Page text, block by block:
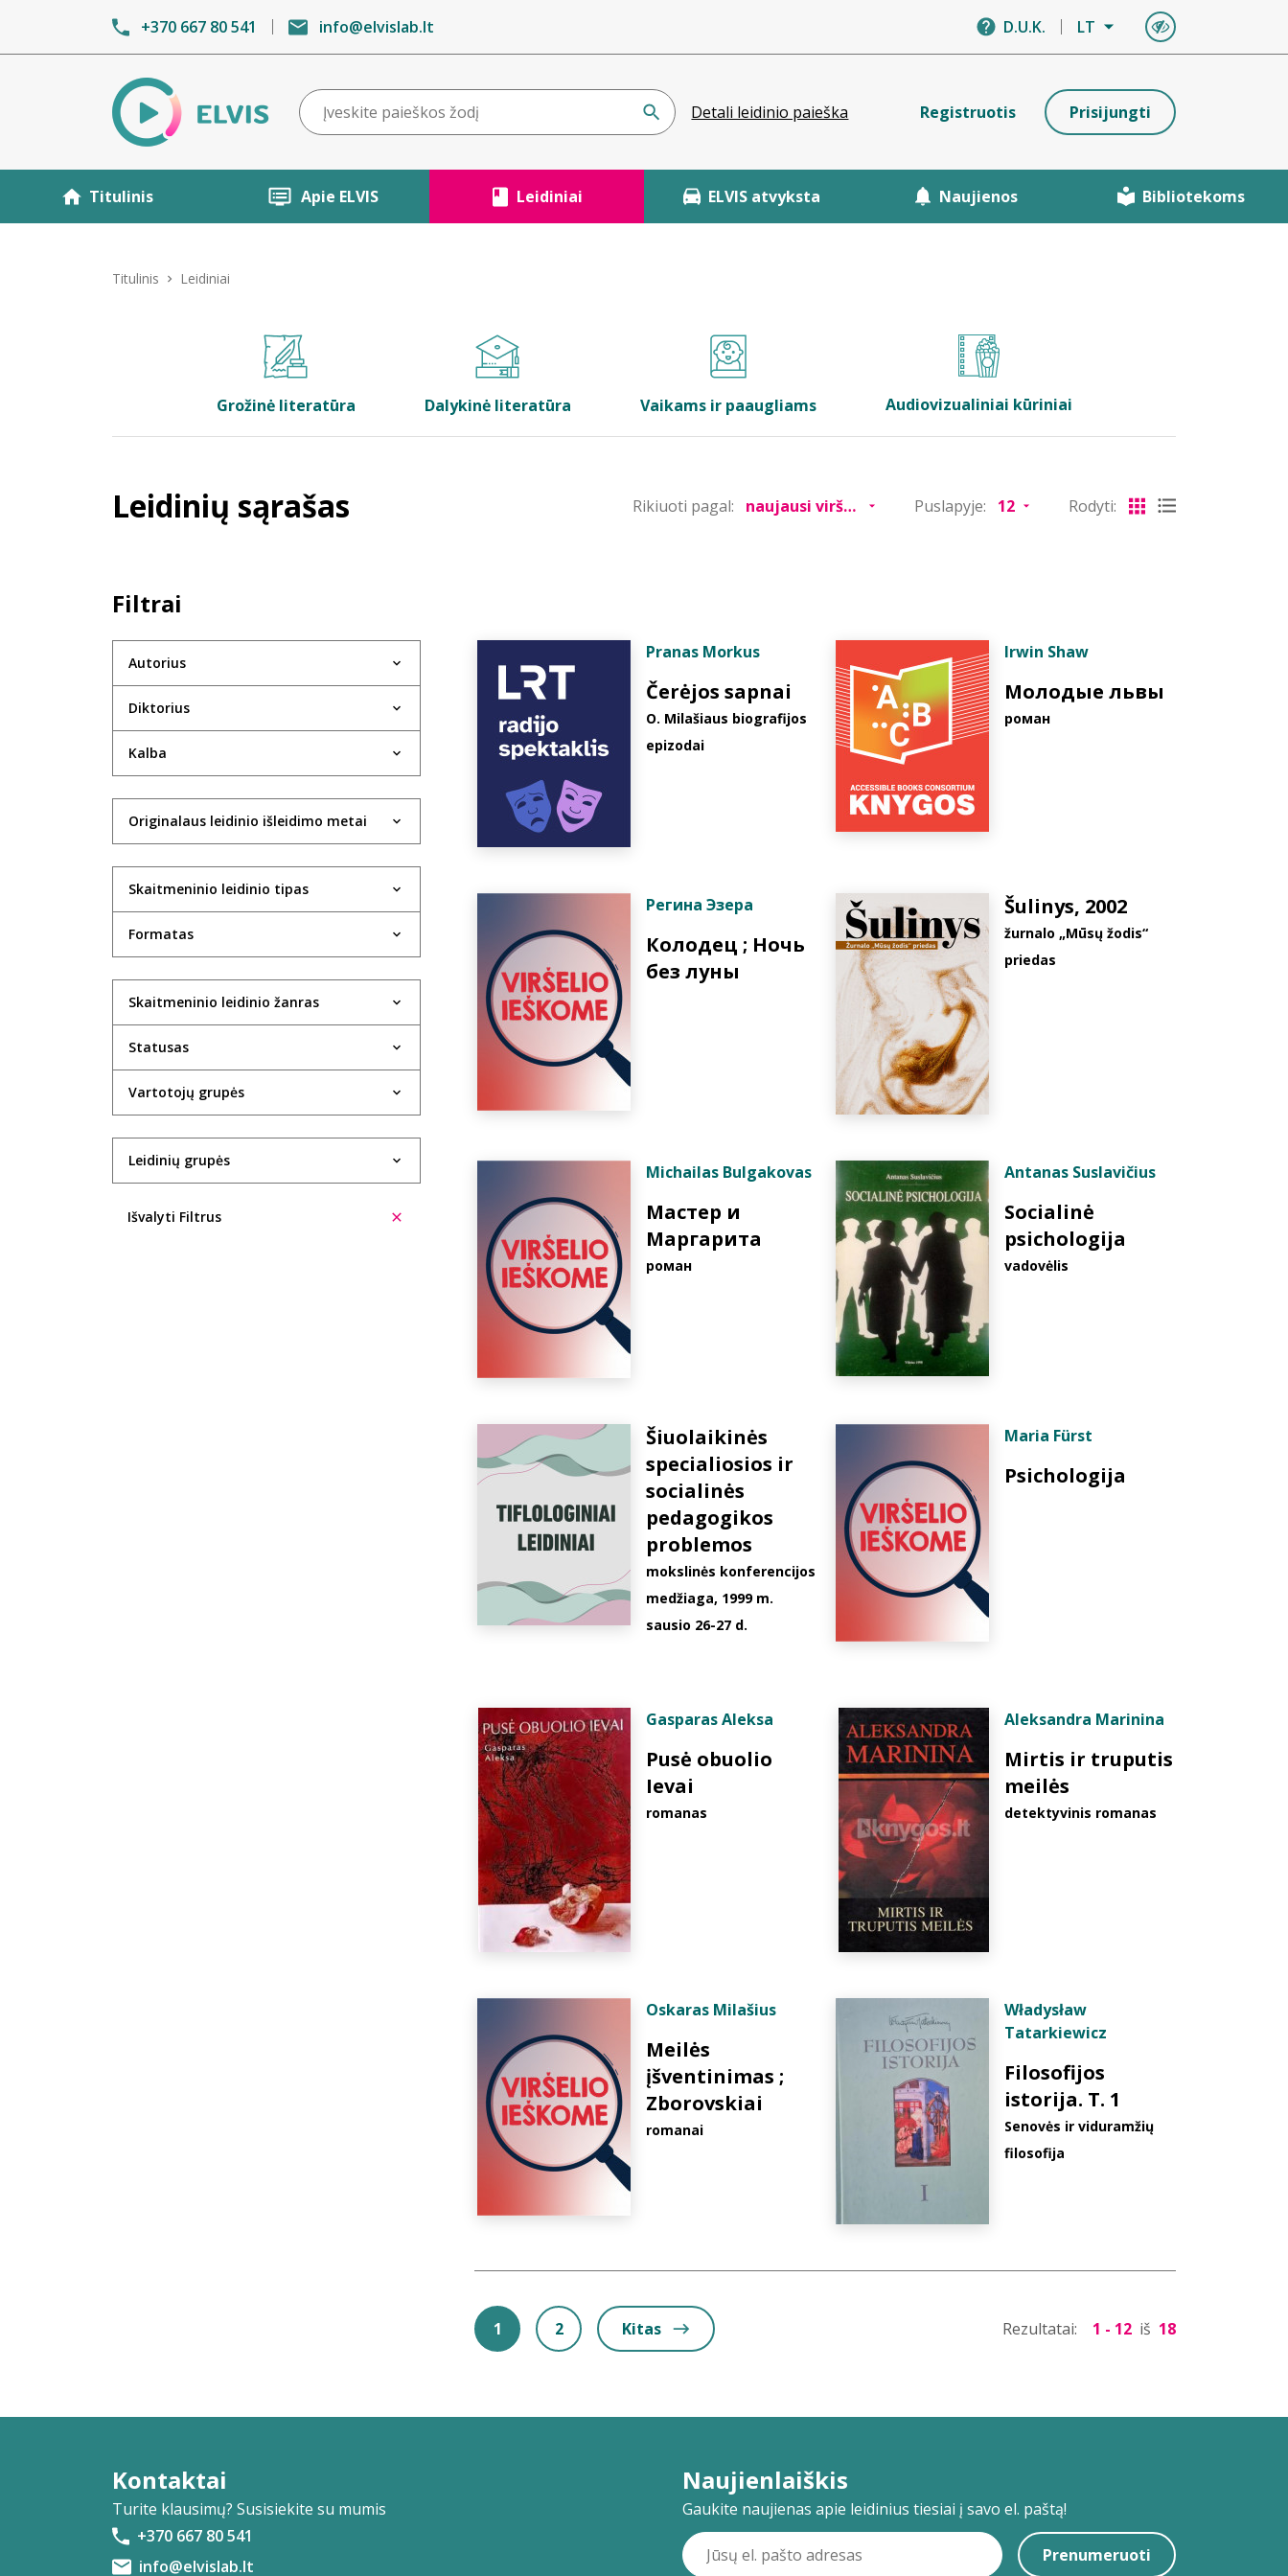
+370 667 80 541 info@elvislab.lt D.U.K. LT
Detali leidinio paieška Registruotis Prisijungti
Titulinis Apie ELVIS Leidiniai ELVIS atvyksta Naujienos Bibliotekoms
Titulinis Leidiniai
Grožinė literatūra Dalykinė literatūra Vaikams ir paaugliams Audiovizualiniai kūriniai
Leidinių sąrašas Rikiuoti pagal: Puslapyje: Rodyti:
Filtrai
Autorius
Diktorius
Kalba
Originalaus leidinio išleidimo metai
Skaitmeninio leidinio tipas
Formatas
Skaitmeninio leidinio žanras
Statusas
Vartotojų grupės
Leidinių grupės
Išvalyti Filtrus
Pranas Morkus
Čerėjos sapnai
O. Milašiaus biografijos
epizodai
Irwin Shaw
Молодые львы
роман
Регина Эзера
Колодец ; Ночь
без луны
Šulinys, 2002
žurnalo „Mūsų žodis“
priedas
Michailas Bulgakovas
Мастер и
Маргарита
роман
Antanas Suslavičius
Socialinė
psichologija
vadovėlis
Šiuolaikinės
specialiosios ir
socialinės
pedagogikos
problemos
mokslinės konferencijos
medžiaga, 1999 m.
sausio 26-27 d.
Maria Fürst
Psichologija
Gasparas Aleksa
Pusė obuolio
Ievai
romanas
Aleksandra Marinina
Mirtis ir truputis
meilės
detektyvinis romanas
Oskaras Milašius
Meilės
įšventinimas ;
Zborovskiai
romanai
Władysław
Tatarkiewicz
Filosofijos
istorija. T. 1
Senovės ir viduramžių
filosofija
1 2 Kitas Rezultatai: 1 - 12 iš 18
Kontaktai
Turite klausimų? Susisiekite su mumis
+370 667 80 541
info@elvislab.lt
Naujienlaiškis
Gaukite naujienas apie leidinius tiesiai į savo el. paštą!
Prenumeruoti